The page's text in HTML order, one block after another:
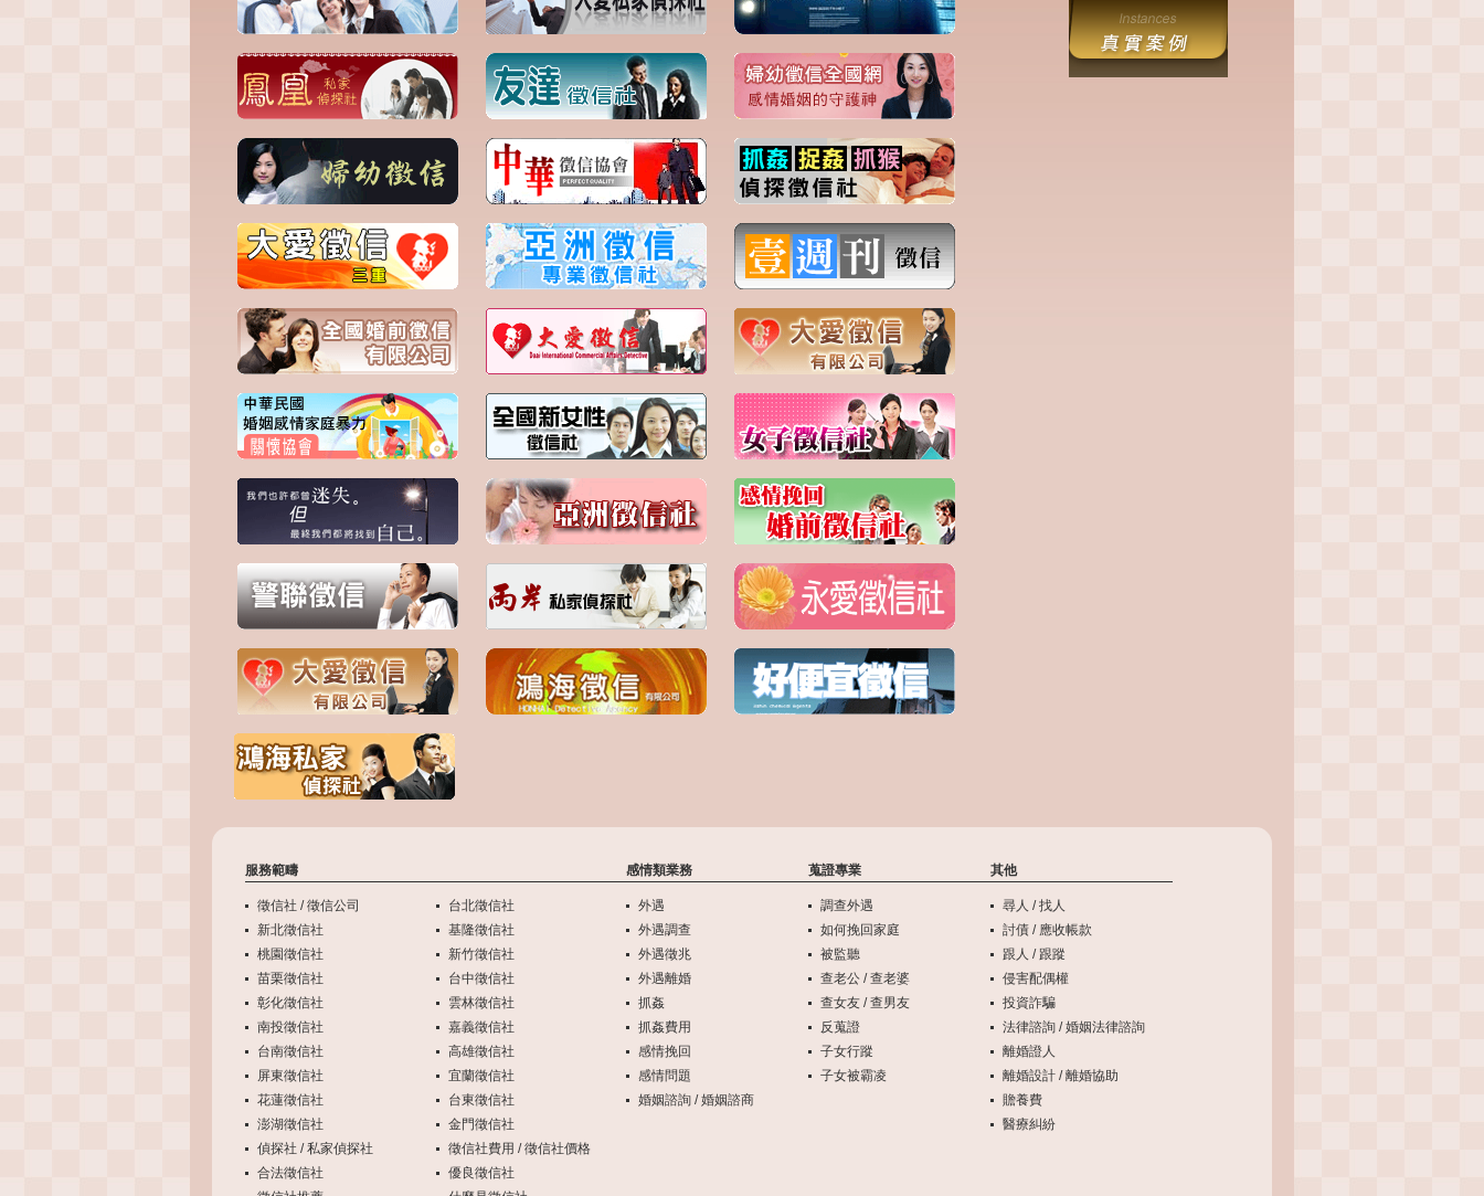
服務範疇
徵信社 / 徵信公司
台北徵信社
新北徵信社
基隆徵信社
桃園徵信社
新竹徵信社
苗栗徵信社
台中徵信社
彰化徵信社
雲林徵信社
南投徵信社
嘉義徵信社
台南徵信社
高雄徵信社
屏東徵信社
宜蘭徵信社
花蓮徵信社
台東徵信社
澎湖徵信社
金門徵信社
偵探社 / 私家偵探社
徵信社費用 / 徵信社價格
合法徵信社
優良徵信社
感情類業務
外遇
外遇調查
外遇徵兆
外遇離婚
抓姦
抓姦費用
感情挽回
感情問題
婚姻諮詢 / 婚姻諮商
蒐證專業
調查外遇
如何挽回家庭
被監聽
查老公 / 查老婆
查女友 / 查男友
反蒐證
子女行蹤
子女被霸凌
其他
尋人 / 找人
討債 / 應收帳款
跟人 / 跟蹤
侵害配偶權
投資詐騙
法律諮詢 / 婚姻法律諮詢
離婚證人
離婚設計 / 離婚協助
贍養費
醫療糾紛